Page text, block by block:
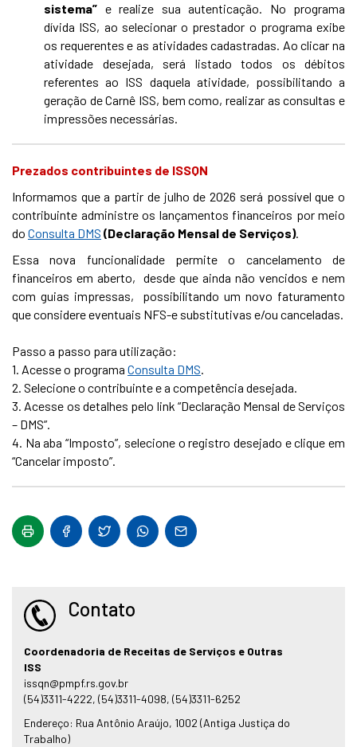
sistema” e realize sua autenticação. No programa
dívida ISS, ao selecionar o prestador o programa exibe
os requerentes e as atividades cadastradas. Ao clicar na
atividade desejada, será listado todos os débitos
referentes ao ISS daquela atividade, possibilitando a
geração de Carnê ISS, bem como, realizar as consultas e
impressões necessárias.
Prezados contribuintes de ISSQN
Informamos que a partir de julho de 2026 será possível que o
contribuinte administre os lançamentos financeiros por meio
do Consulta DMS (Declaração Mensal de Serviços).
Essa nova funcionalidade permite o cancelamento de
financeiros em aberto, desde que ainda não vencidos e nem
com guias impressas, possibilitando um novo faturamento
que considere eventuais NFS-e substitutivas e/ou canceladas.
Passo a passo para utilização:
1. Acesse o programa Consulta DMS.
2. Selecione o contribuinte e a competência desejada.
3. Acesse os detalhes pelo link “Declaração Mensal de Serviços
– DMS”.
4. Na aba “Imposto”, selecione o registro desejado e clique em
“Cancelar imposto”.
Contato
Coordenadoria de Receitas de Serviços e Outras
ISS
issqn@pmpf.rs.gov.br
(54)3311-4222, (54)3311-4098, (54)3311-6252
Endereço: Rua Antônio Araújo, 1002 (Antiga Justiça do
Trabalho)